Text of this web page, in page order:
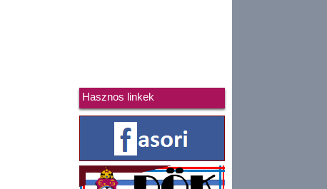
Hasznos linkek